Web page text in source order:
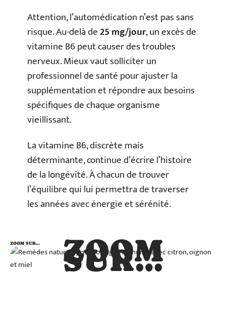
Attention, l’automédication n’est pas sans
risque. Au-delà de25 mg/jour, un excès de
vitamine B6 peut causer des troubles
nerveux. Mieux vaut solliciter un
professionnel de santé pour ajuster la
supplémentation et répondre aux besoins
spécifiques de chaque organisme
vieillissant.
La vitamine B6, discrète mais
déterminante, continue d’écrire l’histoire
de la longévité. À chacun de trouver
l’équilibre qui lui permettra de traverser
les années avec énergie et sérénité.
ZOOM
SUR…
ZOOM SUR…